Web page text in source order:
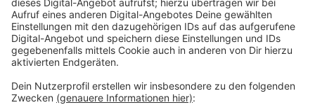
bestätigt. Statt glaubwürdiger Reue habe die
Leverkusenerin Selbstmitleid an den Tag gelegt. Das
Urteil soll kommende Woche fallen.